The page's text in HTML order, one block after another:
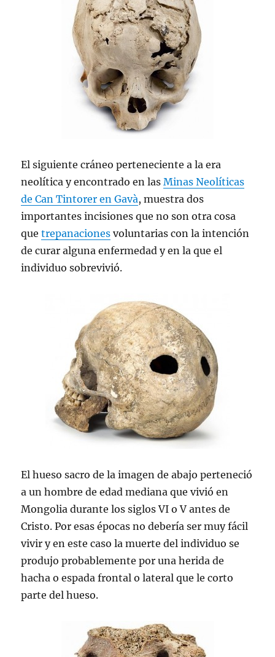
El siguiente cráneo perteneciente a la era
neolítica y encontrado en lasMinas Neolíticas
de Can Tintorer en Gavà, muestra dos
importantes incisiones que no son otra cosa
quetrepanaciones voluntarias con la intención
de curar alguna enfermedad y en la que el
individuo sobrevivió.
El hueso sacro de la imagen de abajo perteneció
a un hombre de edad mediana que vivió en
Mongolia durante los siglos VI o V antes de
Cristo. Por esas épocas no debería ser muy fácil
vivir y en este caso la muerte del individuo se
produjo probablemente por una herida de
hacha o espada frontal o lateral que le corto
parte del hueso.